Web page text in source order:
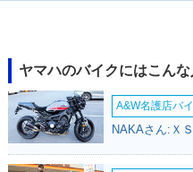
ヤマハのバイクにはこん
A&W名護店バ
NAKAさん:Ｘ